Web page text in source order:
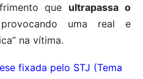
que ultrapassa o
uma real e
na vítima.
fixada pelo STJ (Tema